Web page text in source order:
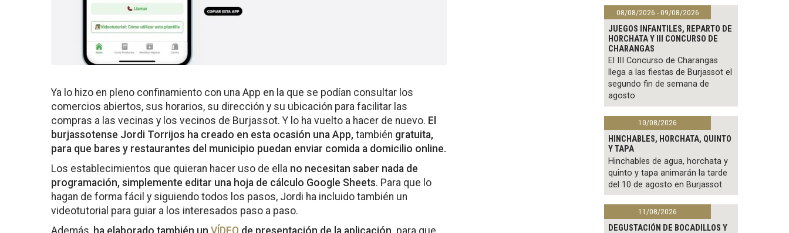
Ya lo hizo en pleno confinamiento con una App en la que se podían consultar los
comercios abiertos, sus horarios, su dirección y su ubicación para facilitar las
compras a las vecinas y los vecinos de Burjassot. Y lo ha vuelto a hacer de nuevo. El
burjassotense Jordi Torrijos ha creado en esta ocasión una App, también gratuita,
para que bares y restaurantes del municipio puedan enviar comida a domicilio online.
Los establecimientos que quieran hacer uso de ella no necesitan saber nada de
programación, simplemente editar una hoja de cálculo Google Sheets. Para que lo
hagan de forma fácil y siguiendo todos los pasos, Jordi ha incluido también un
videotutorial para guiar a los interesados paso a paso.
Además, ha elaborado también un VÍDEO de presentación de la aplicación, para que
08/08/2026 - 09/08/2026
JUEGOS INFANTILES, REPARTO DE
HORCHATA Y III CONCURSO DE
CHARANGAS
El III Concurso de Charangas
llega a las fiestas de Burjassot el
segundo fin de semana de
agosto
10/08/2026
HINCHABLES, HORCHATA, QUINTO
Y TAPA
Hinchables de agua, horchata y
quinto y tapa animarán la tarde
del 10 de agosto en Burjassot
11/08/2026
DEGUSTACIÓN DE BOCADILLOS Y